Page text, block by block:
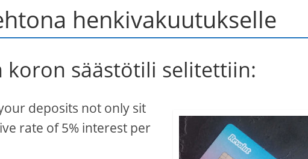
henkivakuutukselle
koron säästötili selitettiin:
deposits not only sit
rate of 5% interest per